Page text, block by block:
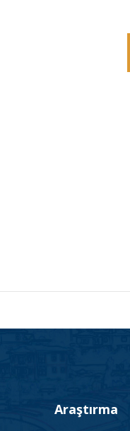
Araştırma